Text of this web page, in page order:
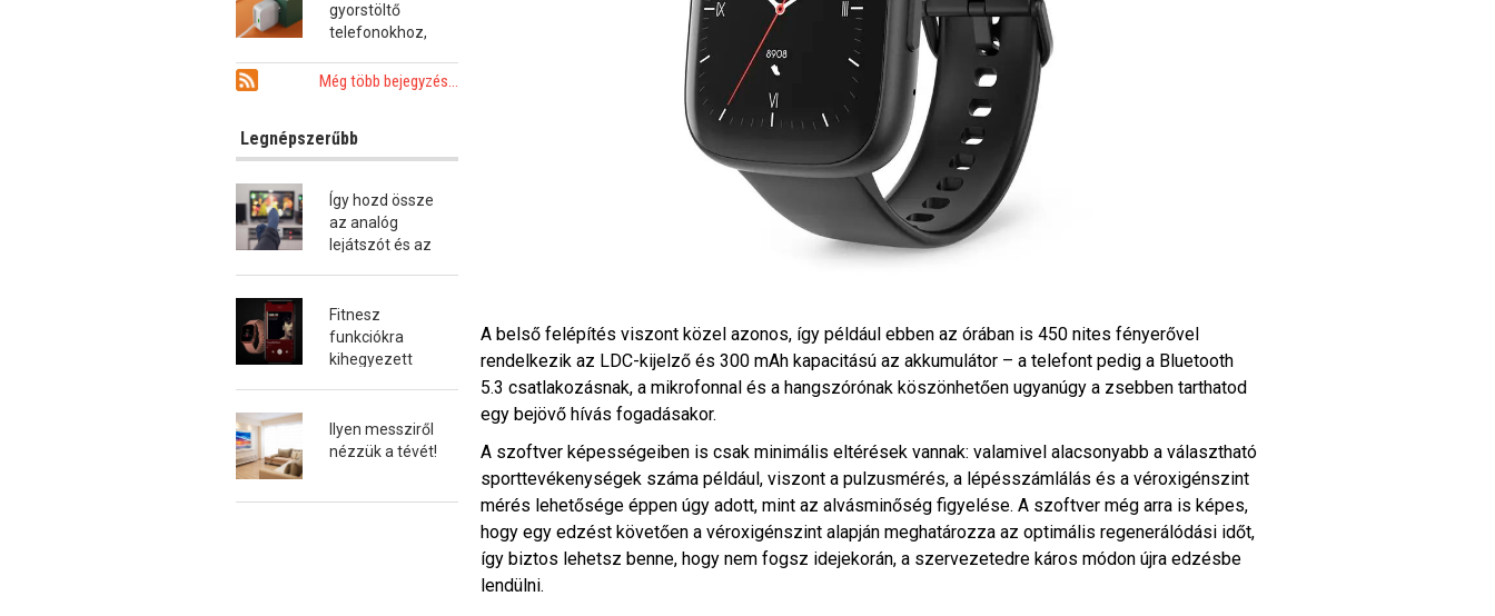
gyorstöltő
telefonokhoz,
notebookokhoz
Még több bejegyzés...
Legnépszerűbb
Így hozd össze
az analóg
lejátszót és az
Fitnesz
funkciókra
kihegyezett
Ilyen messziről
nézzük a tévét!
A belső felépítés viszont közel azonos, így például ebben az órában is 450 nites fényerővel
rendelkezik az LDC-kijelző és 300 mAh kapacitású az akkumulátor – a telefont pedig a Bluetooth
5.3 csatlakozásnak, a mikrofonnal és a hangszórónak köszönhetően ugyanúgy a zsebben tarthatod
egy bejövő hívás fogadásakor.
A szoftver képességeiben is csak minimális eltérések vannak: valamivel alacsonyabb a választható
sporttevékenységek száma például, viszont a pulzusmérés, a lépésszámlálás és a véroxigénszint
mérés lehetősége éppen úgy adott, mint az alvásminőség figyelése. A szoftver még arra is képes,
hogy egy edzést követően a véroxigénszint alapján meghatározza az optimális regenerálódási időt,
így biztos lehetsz benne, hogy nem fogsz idejekorán, a szervezetedre káros módon újra edzésbe
lendülni.